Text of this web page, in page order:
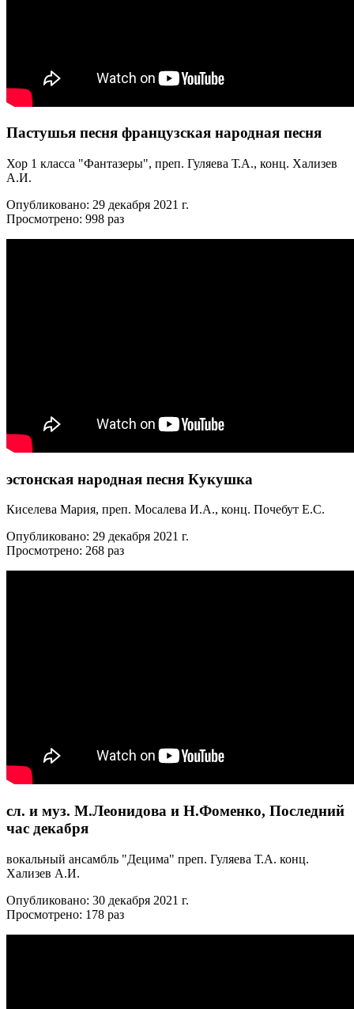
Пастушья песня французская народная песня
Хор 1 класса "Фантазеры", преп. Гуляева Т.А., конц. Хализев
А.И.
Опубликовано: 29 декабря 2021 г.
Просмотрено: 998 раз
эстонская народная песня Кукушка
Киселева Мария, преп. Мосалева И.А., конц. Почебут Е.С.
Опубликовано: 29 декабря 2021 г.
Просмотрено: 268 раз
сл. и муз. М.Леонидова и Н.Фоменко, Последний
час декабря
вокальный ансамбль "Децима" преп. Гуляева Т.А. конц.
Хализев А.И.
Опубликовано: 30 декабря 2021 г.
Просмотрено: 178 раз